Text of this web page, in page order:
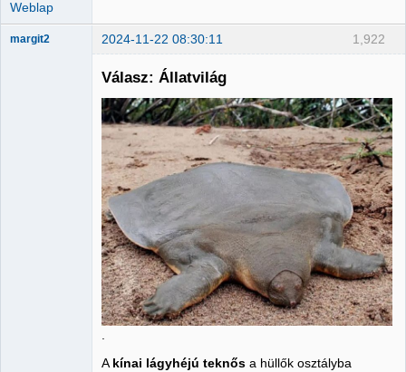
Weblap
1,922
margit2 2024-11-22 08:30:11
Válasz: Állatvilág
Akínai lágyhéjú teknős a hüllők osztályba